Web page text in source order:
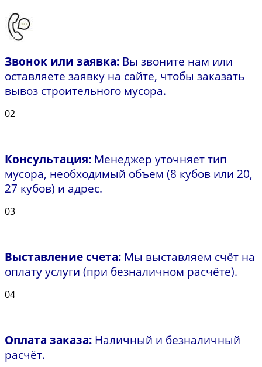
Звонок или заявка: Вы звоните нам или
оставляете заявку на сайте, чтобы заказать
вывоз строительного мусора.
02
Консультация: Менеджер уточняет тип
мусора, необходимый объем (8 кубов или 20,
27 кубов) и адрес.
03
Выставление счета: Мы выставляем счёт на
оплату услуги (при безналичном расчёте).
04
Оплата заказа: Наличный и безналичный
расчёт.